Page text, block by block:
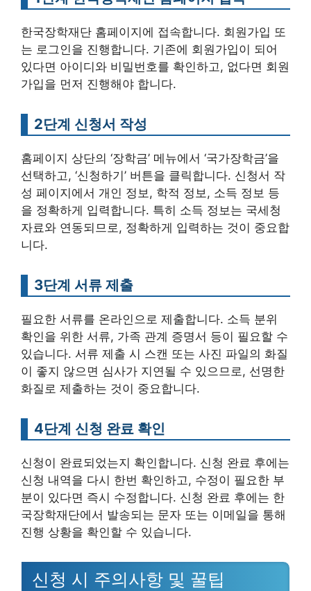
한국장학재단 홈페이지에 접속합니다. 회원가입 또
는 로그인을 진행합니다. 기존에 회원가입이 되어
있다면 아이디와 비밀번호를 확인하고, 없다면 회원
가입을 먼저 진행해야 합니다.
2단계 신청서 작성
홈페이지 상단의 ‘장학금’ 메뉴에서 ‘국가장학금’을
선택하고, ‘신청하기’ 버튼을 클릭합니다. 신청서 작
성 페이지에서 개인 정보, 학적 정보, 소득 정보 등
을 정확하게 입력합니다. 특히 소득 정보는 국세청
자료와 연동되므로, 정확하게 입력하는 것이 중요합
니다.
3단계 서류 제출
필요한 서류를 온라인으로 제출합니다. 소득 분위
확인을 위한 서류, 가족 관계 증명서 등이 필요할 수
있습니다. 서류 제출 시 스캔 또는 사진 파일의 화질
이 좋지 않으면 심사가 지연될 수 있으므로, 선명한
화질로 제출하는 것이 중요합니다.
4단계 신청 완료 확인
신청이 완료되었는지 확인합니다. 신청 완료 후에는
신청 내역을 다시 한번 확인하고, 수정이 필요한 부
분이 있다면 즉시 수정합니다. 신청 완료 후에는 한
국장학재단에서 발송되는 문자 또는 이메일을 통해
진행 상황을 확인할 수 있습니다.
신청 시 주의사항 및 꿀팁